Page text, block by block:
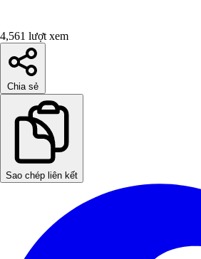
4,561 lượt xem
Chia sẻ
Sao chép liên kết